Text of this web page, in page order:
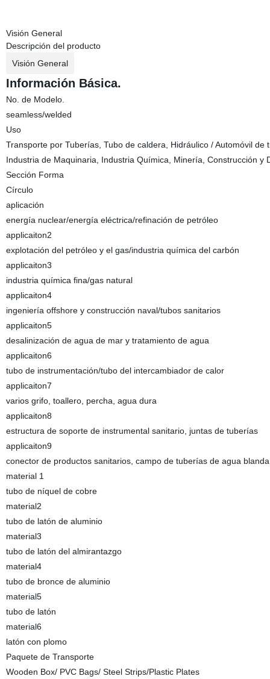
Visión General
Descripción del producto
Visión General
Información Básica.
No. de Modelo.
seamless/welded
Uso
Transporte por Tuberías, Tubo de caldera, Hidráulico / Automóvil
Industria de Maquinaria, Industria Química, Minería, Construcción y
Sección Forma
Círculo
aplicación
energía nuclear/energía eléctrica/refinación de petróleo
applicaiton2
explotación del petróleo y el gas/industria química del carbón
applicaiton3
industria química fina/gas natural
applicaiton4
ingeniería offshore y construcción naval/tubos sanitarios
applicaiton5
desalinización de agua de mar y tratamiento de agua
applicaiton6
tubo de instrumentación/tubo del intercambiador de calor
applicaiton7
varios grifo, toallero, percha, agua dura
applicaiton8
estructura de soporte de instrumental sanitario, juntas de tuberías
applicaiton9
conector de productos sanitarios, campo de tuberías de agua blanda
material 1
tubo de níquel de cobre
material2
tubo de latón de aluminio
material3
tubo de latón del almirantazgo
material4
tubo de bronce de aluminio
material5
tubo de latón
material6
latón con plomo
Paquete de Transporte
Wooden Box/ PVC Bags/ Steel Strips/Plastic Plates